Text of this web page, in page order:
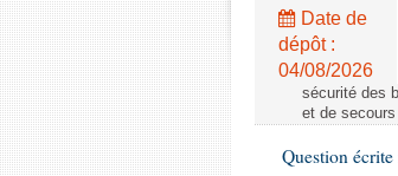
Date de
dépôt :
04/08/2026
sécurité des
et de
Question